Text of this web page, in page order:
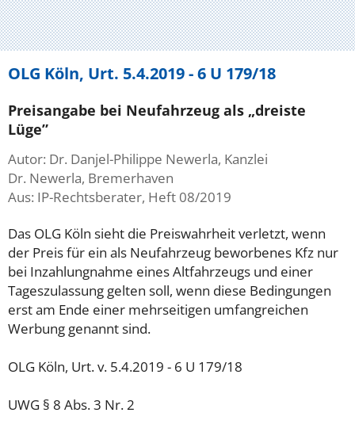
OLG Köln, Urt. 5.4.2019 - 6 U 179/18
Preisangabe bei Neufahrzeug als „dreiste
Lüge”
Autor: Dr. Danjel-Philippe Newerla, Kanzlei
Dr. Newerla, Bremerhaven
Aus: IP-Rechtsberater, Heft 08/2019
Das OLG Köln sieht die Preiswahrheit verletzt, wenn
der Preis für ein als Neufahrzeug beworbenes Kfz nur
bei Inzahlungnahme eines Altfahrzeugs und einer
Tageszulassung gelten soll, wenn diese Bedingungen
erst am Ende einer mehrseitigen umfangreichen
Werbung genannt sind.
OLG Köln, Urt. v. 5.4.2019 - 6 U 179/18
UWG § 8 Abs. 3 Nr. 2